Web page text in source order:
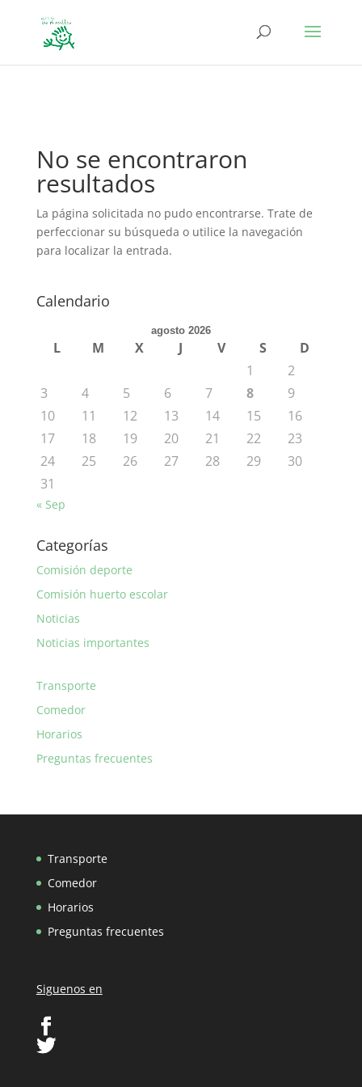
No se encontraron
resultados
La página solicitada no pudo encontrarse. Trate de
perfeccionar su búsqueda o utilice la navegación
para localizar la entrada.
Calendario
agosto 2026
L M X J V S
D
1
2
3
4 5 6 7 8
9
10
11 12 13 14 15
16
17
18 19 20 21 22
23
24
25 26 27 28 29
30
31
« Sep
Categorías
Comisión deporte
Comisión huerto escolar
Noticias
Noticias importantes
Transporte
Comedor
Horarios
Preguntas frecuentes
Transporte
Comedor
Horarios
Preguntas frecuentes
Siguenos en